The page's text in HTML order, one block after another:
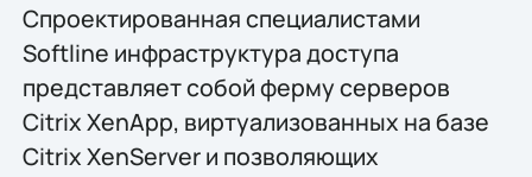
Спроектированная специалистами
Softline инфраструктура доступа
представляет собой ферму серверов
Citrix XenApp, виртуализованных на базе
Citrix XenServer и позволяющих